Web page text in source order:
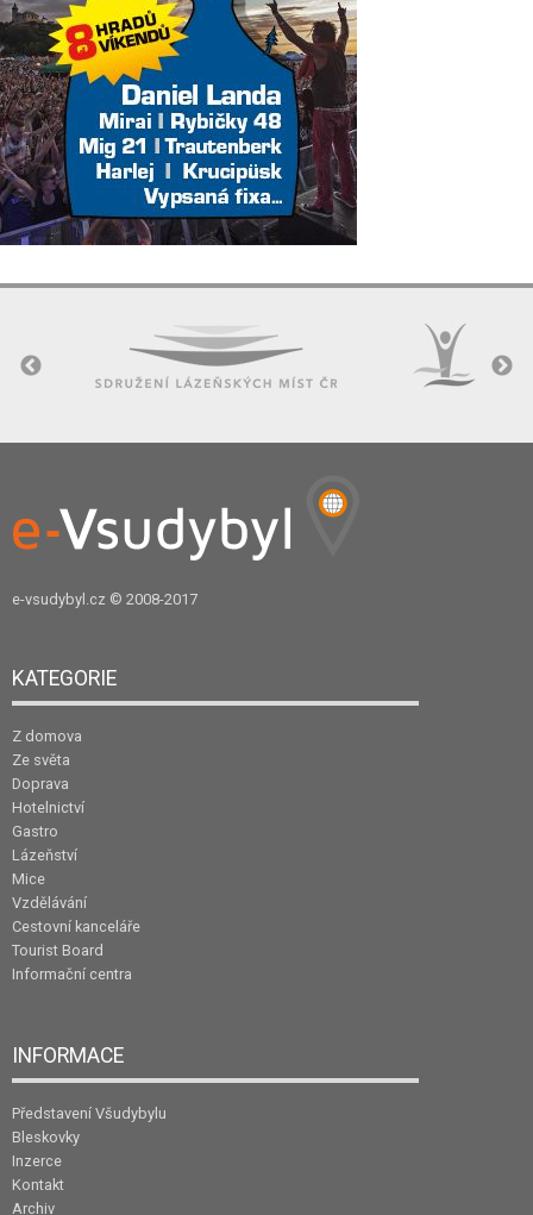
e-vsudybyl.cz © 2008-2017
KATEGORIE
Z domova
Ze světa
Doprava
Hotelnictví
Gastro
Lázeňství
Mice
Vzdělávání
Cestovní kanceláře
Tourist Board
Informační centra
INFORMACE
Představení Všudybylu
Bleskovky
Inzerce
Kontakt
Archiv